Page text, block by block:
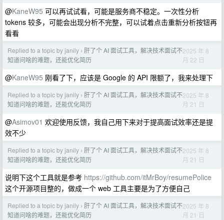
@KaneW95 可以再试试看，可能是服务商不稳定。一次性分析
tokens 较多，可能会出现分析不完整，可以试着点击重新分析按钮再
看看
Replied to a topic by janily › 肝了个 AI 面试工具，解决技术面试不
知道问啥的难题，还能优化简历
2025 年 8
月 22 日
@KaneW95 刚看了下，应该是 Google 的 API 限额了，我来处理下
Replied to a topic by janily › 肝了个 AI 面试工具，解决技术面试不
知道问啥的难题，还能优化简历
2025 年 8
月 21 日
@Asimov01 欢迎使用反馈，我自己用下来对于提高面试效率还是提
效不少
Replied to a topic by janily › 肝了个 AI 面试工具，解决技术面试不
知道问啥的难题，还能优化简历
2025 年 8
月 21 日
说明下这个工具就是参考 https://github.com/itMrBoy/resumePolice
这个开源项目整的，做成一个 web 工具主要是为了方便自己
Replied to a topic by janily › 肝了个 AI 面试工具，解决技术面试不
知道问啥的难题，还能优化简历
2025 年 8
月 21 日